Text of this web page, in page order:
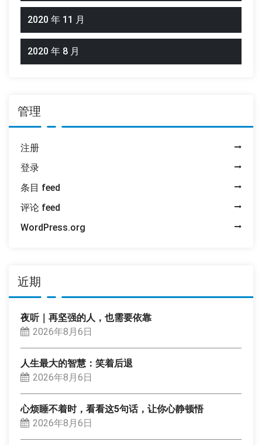
2020 年 11 月
2020 年 8 月
管理
注册
登录
条目 feed
评论 feed
WordPress.org
近期
夜听｜再坚强的人，也需要依靠
2026年8月6日
人生最大的智慧：笑着后退
2026年8月6日
心烦睡不着时，看看这5句话，让你心静顿悟
2026年8月6日